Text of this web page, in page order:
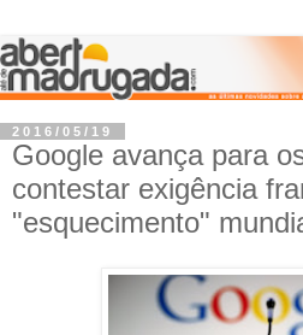
2016/05/19
Google avança para
contestar exigência
"esquecimento"